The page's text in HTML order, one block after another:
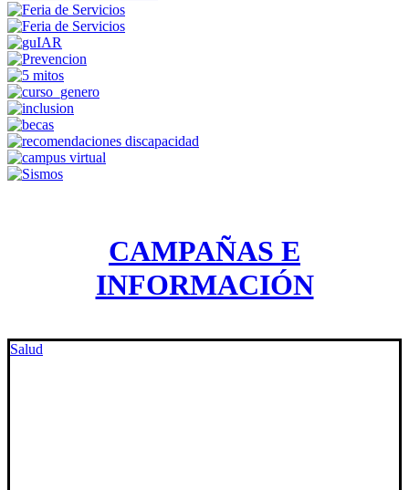
CAMPAÑAS E
INFORMACIÓN
Salud